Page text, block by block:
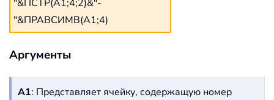
"&ПСТР(A1;4;2)&"-
"&ПРАВСИМВ(A1;4)
Аргументы
A1: Представляет ячейку, содержащую номер